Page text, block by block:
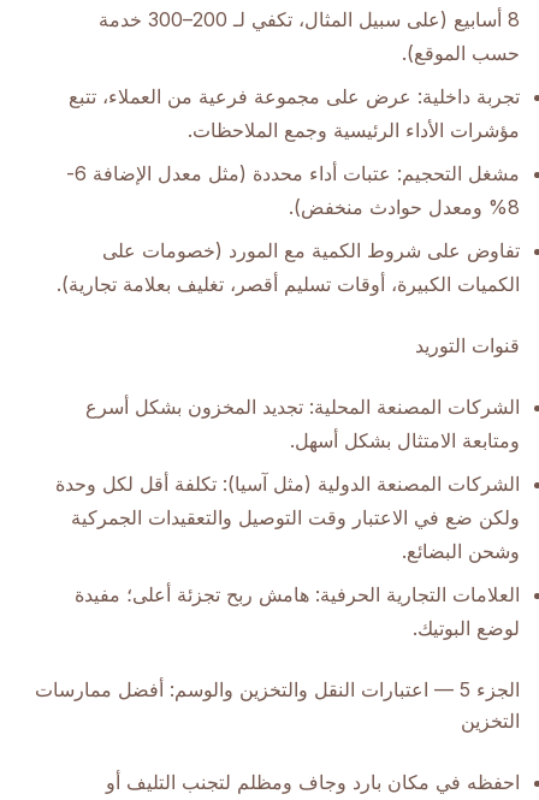
8 أسابيع (على سبيل المثال، تكفي لـ 200–300 خدمة
حسب الموقع).
تجربة داخلية: عرض على مجموعة فرعية من العملاء، تتبع
مؤشرات الأداء الرئيسية وجمع الملاحظات.
مشغل التحجيم: عتبات أداء محددة (مثل معدل الإضافة 6-
8% ومعدل حوادث منخفض).
تفاوض على شروط الكمية مع المورد (خصومات على
الكميات الكبيرة، أوقات تسليم أقصر، تغليف بعلامة تجارية).
قنوات التوريد
الشركات المصنعة المحلية: تجديد المخزون بشكل أسرع
ومتابعة الامتثال بشكل أسهل.
الشركات المصنعة الدولية (مثل آسيا): تكلفة أقل لكل وحدة
ولكن ضع في الاعتبار وقت التوصيل والتعقيدات الجمركية
وشحن البضائع.
العلامات التجارية الحرفية: هامش ربح تجزئة أعلى؛ مفيدة
لوضع البوتيك.
الجزء 5 — اعتبارات النقل والتخزين والوسم: أفضل ممارسات
التخزين
احفظه في مكان بارد وجاف ومظلم لتجنب التليف أو